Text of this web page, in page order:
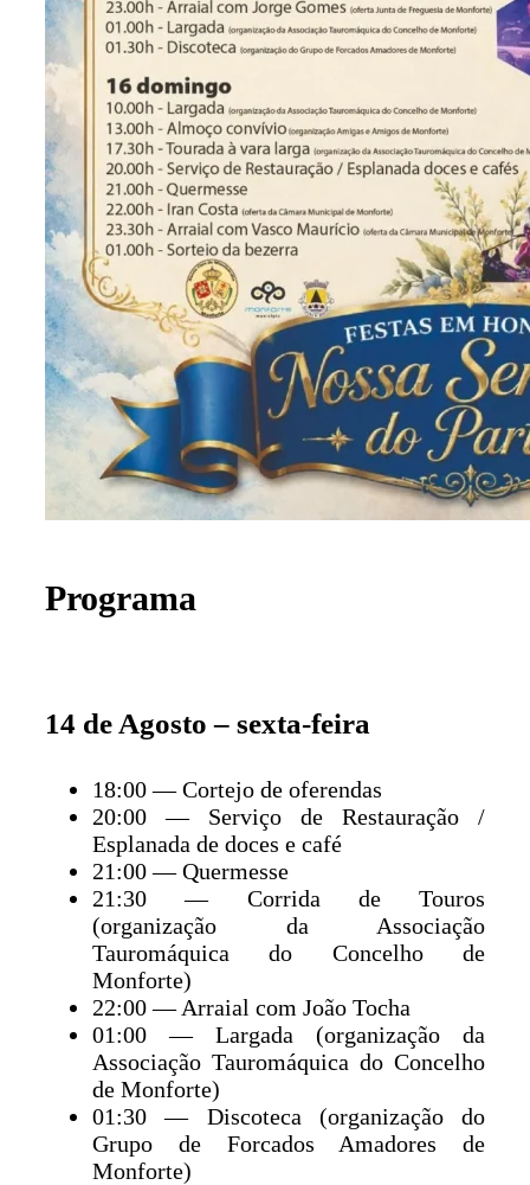
Programa
14 de Agosto – sexta-feira
18:00 — Cortejo de oferendas
20:00 — Serviço de Restauração /
Esplanada de doces e café
21:00 — Quermesse
21:30 — Corrida de Touros
(organização da Associação
Tauromáquica do Concelho de
Monforte)
22:00 — Arraial com João Tocha
01:00 — Largada (organização da
Associação Tauromáquica do Concelho
de Monforte)
01:30 — Discoteca (organização do
Grupo de Forcados Amadores de
Monforte)